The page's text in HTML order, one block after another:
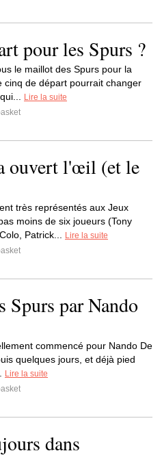
pour les Spurs ?
le maillot des Spurs pour la
cinq de départ pourrait changer
Lire la suite
ouvert l'œil (et le
très représentés aux Jeux
moins de six joueurs (Tony
Patrick...
Lire la suite
Spurs par Nando
commencé pour Nando De
quelques jours, et déjà pied
Lire la suite
dans